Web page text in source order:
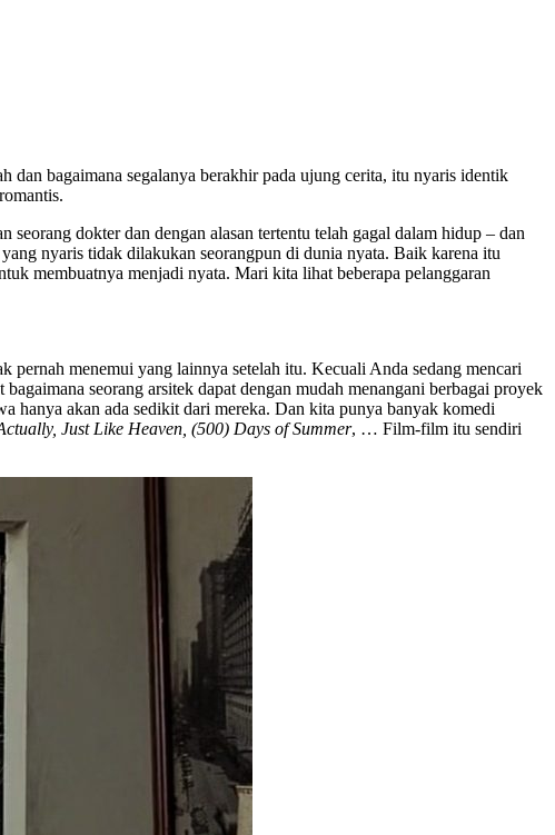
dan bagaimana segalanya berakhir pada ujung cerita, itu nyaris identik
dokter dan dengan alasan tertentu telah gagal dalam hidup – dan
nyaris tidak dilakukan seorangpun di dunia nyata. Baik karena itu
membuatnya menjadi nyata. Mari kita lihat beberapa pelanggaran
pernah menemui yang lainnya setelah itu. Kecuali Anda sedang mencari
seorang arsitek dapat dengan mudah menangani berbagai proyek
hanya akan ada sedikit dari mereka. Dan kita punya banyak komedi
Just Like Heaven, (500) Days of Summer, … Film-film itu sendiri